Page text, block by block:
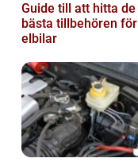
Guide till att hitta de
bästa tillbehören för
elbilar